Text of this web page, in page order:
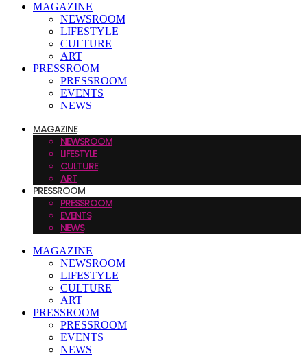
MAGAZINE
NEWSROOM
LIFESTYLE
CULTURE
ART
PRESSROOM
PRESSROOM
EVENTS
NEWS
MAGAZINE
NEWSROOM
LIFESTYLE
CULTURE
ART
PRESSROOM
PRESSROOM
EVENTS
NEWS
MAGAZINE
NEWSROOM
LIFESTYLE
CULTURE
ART
PRESSROOM
PRESSROOM
EVENTS
NEWS